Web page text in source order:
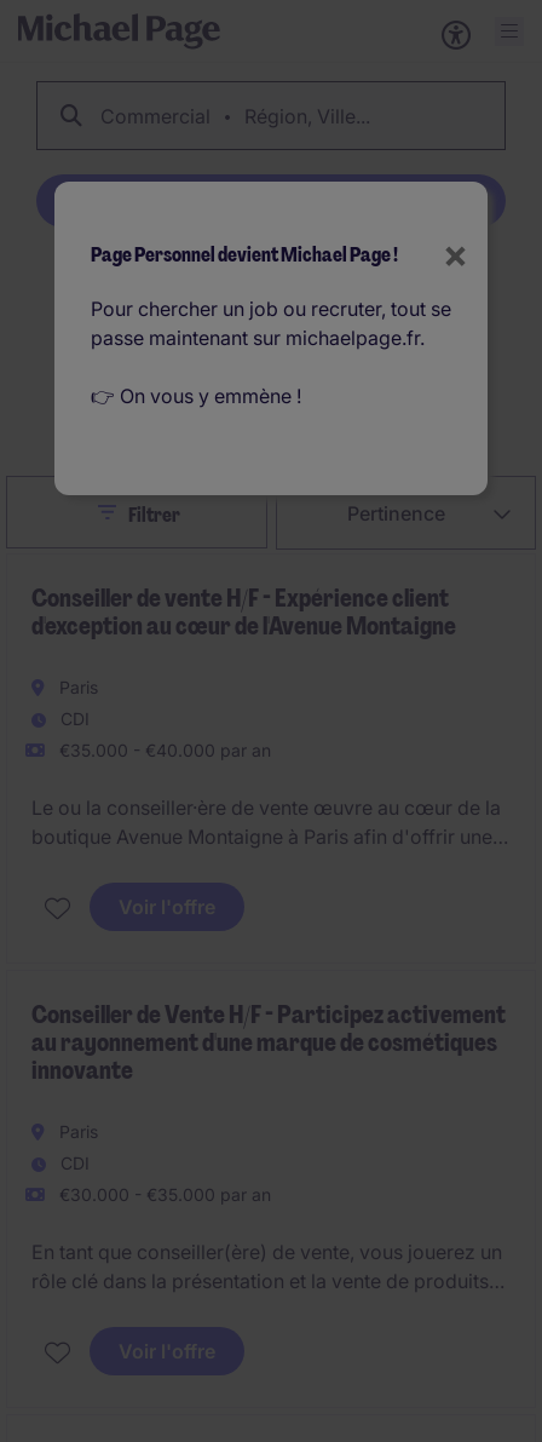
Commercial Région, Ville...
756 Offres d'emploi
Commercial en France
Pertinence
CloseFiltrer
Conseiller de vente H/F - Expérience client
d'exception au cœur de l'Avenue Montaigne
Paris
CDI
€35.000 - €40.000 par an
Le ou la conseiller·ère de vente œuvre au cœur de la
boutique Avenue Montaigne à Paris afin d'offrir une
accompagnement attentif et raffiné à la clientèle
locale et internationale.
Voir l'offre
Conseiller de Vente H/F - Participez activement
au rayonnement d'une marque de cosmétiques
innovante
Paris
CDI
€30.000 - €35.000 par an
En tant que conseiller(ère) de vente, vous jouerez un
rôle clé dans la présentation et la vente de produits
offrir une expérience client exceptionnelle tout en
atteignant les objectifs de vente.
Voir l'offre
×
Page Personnel devient Michael Page !
Pour chercher un job ou recruter, tout se
passe maintenant sur michaelpage.fr.
👉 On vous y emmène !